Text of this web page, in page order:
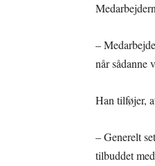
–
når sådanne
Han tilføjer,
– Generelt
tilbuddet